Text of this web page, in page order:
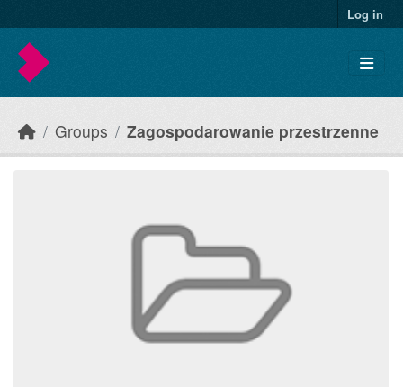
Log in
Groups Zagospodarowanie przestrzenne